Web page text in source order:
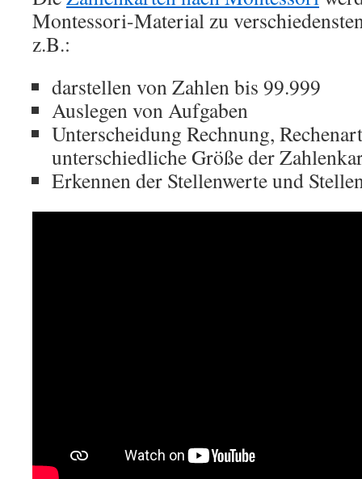
Montessori-Material zu
z.B.:
darstellen von Zahlen bis 99.999
Auslegen von Aufgaben
Unterscheidung Rechnung,
unterschiedliche Größe der
Erkennen der Stellenwerte und